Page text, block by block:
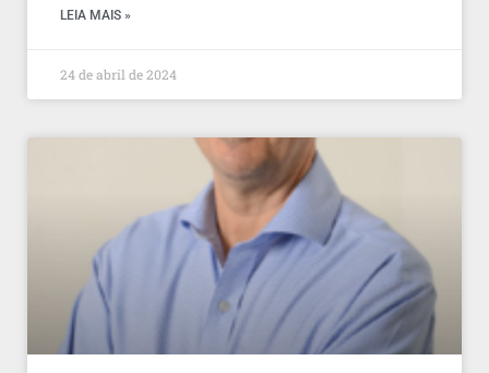
LEIA MAIS »
24 de abril de 2024